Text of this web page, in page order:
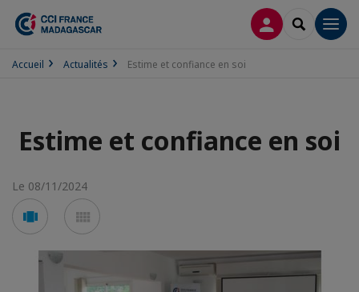
CONNEXION
Accueil Actualités Estime et confiance en soi
Estime et confiance en soi
Le 08/11/2024
Voir
en
carousel
en